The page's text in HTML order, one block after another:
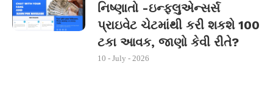
નિષ્ણાતો -ઇન્ફ્લુએન્સર્સ
પ્રાઇવેટ ચેટમાંથી કરી શકશે 100
ટકા આવક, જાણો કેવી રીતે?
10 - July - 2026